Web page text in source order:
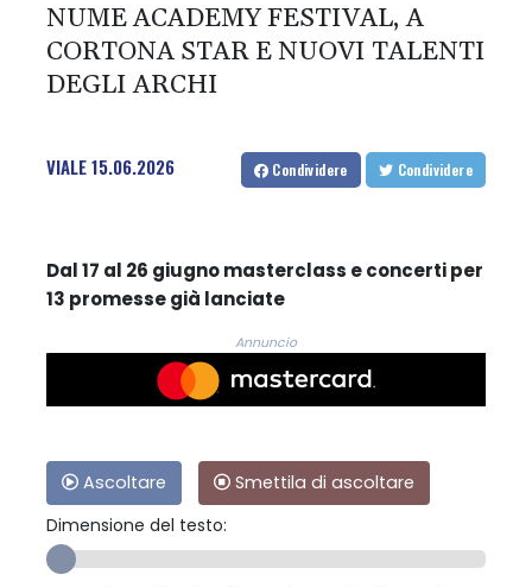
NUME ACADEMY FESTIVAL, A
CORTONA STAR E NUOVI TALENTI
DEGLI ARCHI
VIALE15.06.2026 Condividere Condividere
Dal 17 al 26 giugno masterclass e concerti per
13 promesse già lanciate
Annuncio
Ascoltare
Smettila di ascoltare
Dimensione del testo: